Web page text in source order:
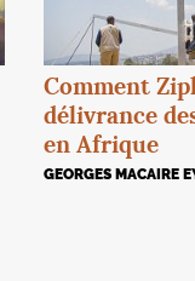
Comment
délivrance
en Afrique
GEORGES MACAIRE